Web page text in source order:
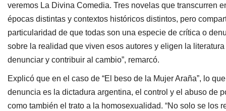
veremos La Divina Comedia. Tres novelas que transcurren
épocas distintas y contextos históricos distintos, pero
particularidad de que todas son una especie de crítica o
sobre la realidad que viven esos autores y eligen la literatura
denunciar y contribuir al cambio”, remarcó.
Explicó que en el caso de “El beso de la Mujer Araña”, lo
denuncia es la dictadura argentina, el control y el abuso de
como también el trato a la homosexualidad. “No solo se los